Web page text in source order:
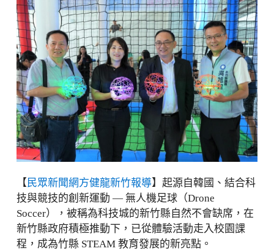
【民眾新聞網方健龍新竹報導】起源自韓國、結合科
技與競技的創新運動 — 無人機足球（Drone
Soccer），被稱為科技城的新竹縣自然不會缺席，在
新竹縣政府積極推動下，已從體驗活動走入校園課
程，成為竹縣 STEAM 教育發展的新亮點。